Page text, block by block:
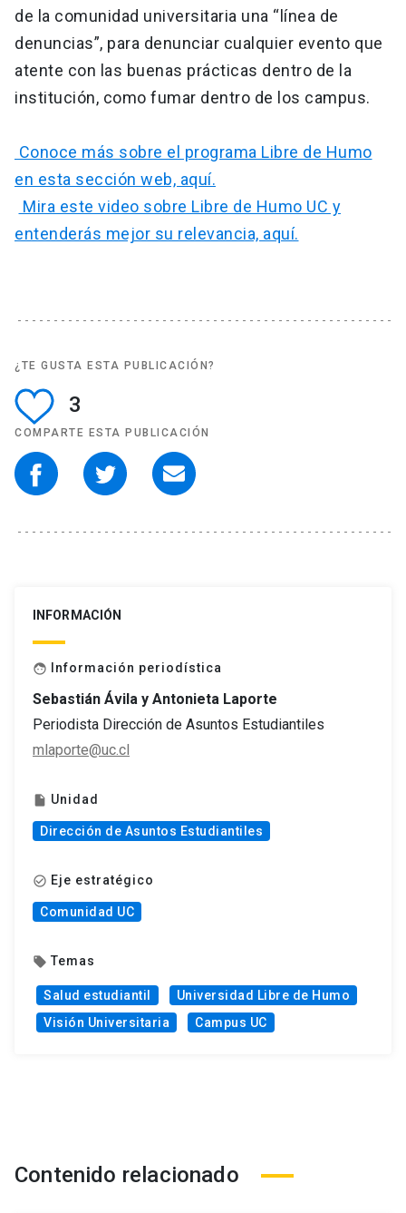
de la comunidad universitaria una “línea de
denuncias”, para denunciar cualquier evento que
atente con las buenas prácticas dentro de la
institución, como fumar dentro de los campus.
Conoce más sobre el programa Libre de Humo
en esta sección web, aquí.
Mira este video sobre Libre de Humo UC y
entenderás mejor su relevancia, aquí.
¿TE GUSTA ESTA PUBLICACIÓN?
3
COMPARTE ESTA PUBLICACIÓN
INFORMACIÓN
face Información periodística
Sebastián Ávila y Antonieta Laporte
Periodista Dirección de Asuntos Estudiantiles
mlaporte@uc.cl
insert_drive_file Unidad
Dirección de Asuntos Estudiantiles
check_circle_outline Eje estratégico
Comunidad UC
local_offer Temas
Salud estudiantil
Universidad Libre de Humo
Visión Universitaria
Campus UC
Contenido relacionado